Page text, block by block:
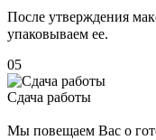
После утверждения
упаковываем ее.
05
Сдача работы
Мы повещаем Вас о